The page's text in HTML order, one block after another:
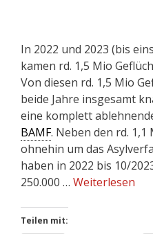
In 2022 und 2023 (bis
kamen rd. 1,5 Mio
Von diesen rd. 1,5 Mio
beide Jahre insgesamt
eine komplett
BAMF. Neben den rd.
ohnehin um das
haben in 2022 bis 10/
250.000 … Weiterlesen
Teilen mit: